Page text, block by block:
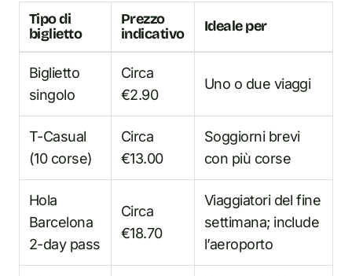
Tipo di
biglietto
Prezzo
indicativo
Ideale per
Biglietto
singolo
Circa
€2.90
Uno o due viaggi
T-Casual
(10 corse)
Circa
€13.00
Soggiorni brevi
con più corse
Hola
Barcelona
2-day pass
Circa
€18.70
Viaggiatori del fine
settimana; include
l’aeroporto